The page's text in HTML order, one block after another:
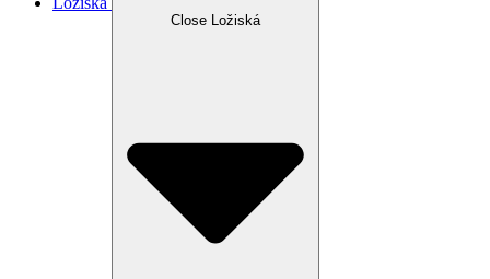
Close Ložiská